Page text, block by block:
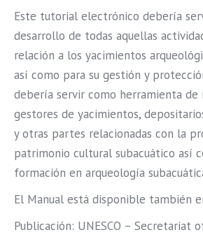
Este tutorial electrónico debería
desarrollo de todas aquellas
relación a los yacimientos
así como para su gestión y
debería servir como herramienta de
gestores de yacimientos,
y otras partes relacionadas con la
patrimonio cultural subacuático así
formación en arqueología
El Manual está disponible también
Publicación: UNESCO – Secretariat